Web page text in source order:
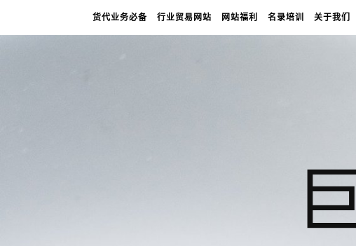
货代业务必备 行业贸易网站 网站福利 名录培训 关于我们